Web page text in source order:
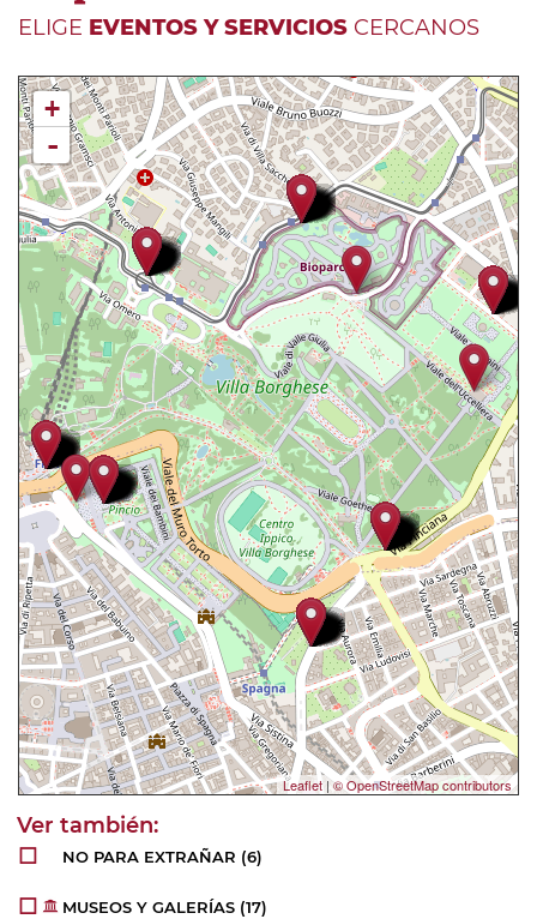
ELIGE EVENTOS Y SERVICIOS CERCANOS
+
-
Leaflet|© OpenStreetMap contributors
NO PARA EXTRAÑAR (6)
MUSEOS Y GALERÍAS (17)